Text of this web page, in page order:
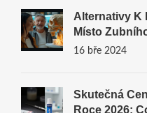
Alternativy K
Místo
16 bře 2024
Skutečná
Roce 2026: